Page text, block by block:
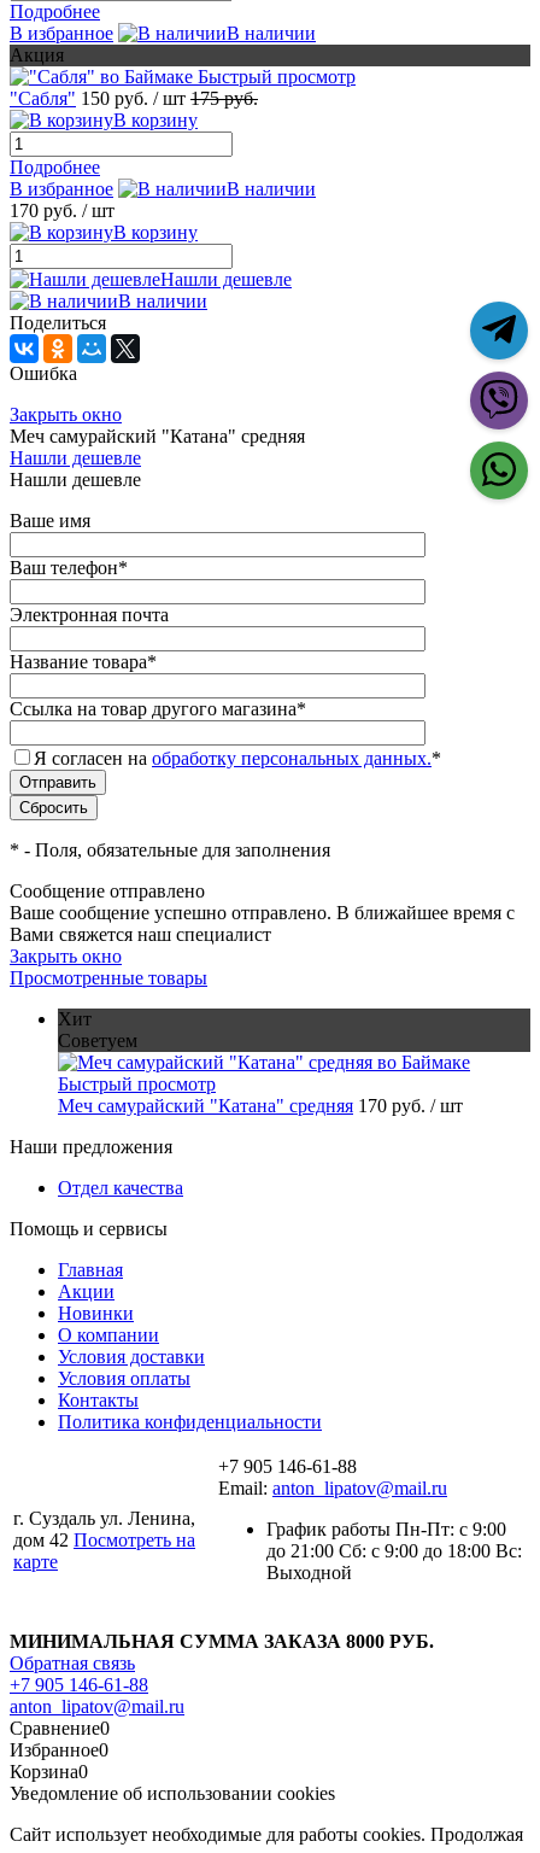
Подробнее
В избранное
В наличии
Акция
Быстрый просмотр
"Сабля" 150 руб. / шт 175 руб.
В корзину
Подробнее
В избранное
В наличии
170 руб. / шт
В корзину
Нашли дешевле
В наличии
Поделиться
Ошибка
Закрыть окно
Меч самурайский "Катана" средняя
Нашли дешевле
Нашли дешевле
Ваше имя
Ваш телефон*
Электронная почта
Название товара*
Ссылка на товар другого магазина*
Я согласен на обработку персональных данных.*
* - Поля, обязательные для заполнения
Сообщение отправлено
Ваше сообщение успешно отправлено. В ближайшее время с
Вами свяжется наш специалист
Закрыть окно
Просмотренные товары
Хит
Советуем
Быстрый просмотр
Меч самурайский "Катана" средняя 170 руб. / шт
Наши предложения
Отдел качества
Помощь и сервисы
Главная
Акции
Новинки
О компании
Условия доставки
Условия оплаты
Контакты
Политика конфиденциальности
г. Суздаль ул. Ленина,
дом 42 Посмотреть на
карте
+7 905 146-61-88
Email: anton_lipatov@mail.ru
График работы Пн-Пт: с 9:00
до 21:00 Сб: с 9:00 до 18:00 Вс:
Выходной
МИНИМАЛЬНАЯ СУММА ЗАКАЗА 8000 РУБ.
Обратная связь
+7 905 146-61-88
anton_lipatov@mail.ru
Сравнение0
Избранное0
Корзина0
Уведомление об использовании cookies
Сайт использует необходимые для работы cookies. Продолжая